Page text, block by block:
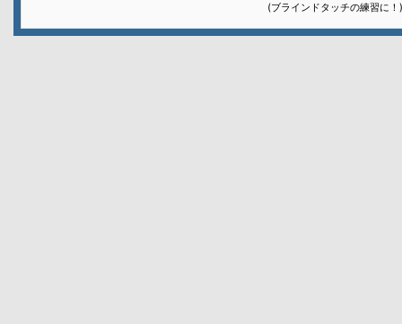
(ブラインドタッチの練習に！)